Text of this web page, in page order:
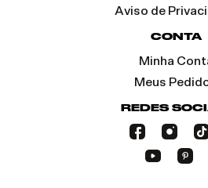
Aviso de
CONTA
Minha
Meus
REDES